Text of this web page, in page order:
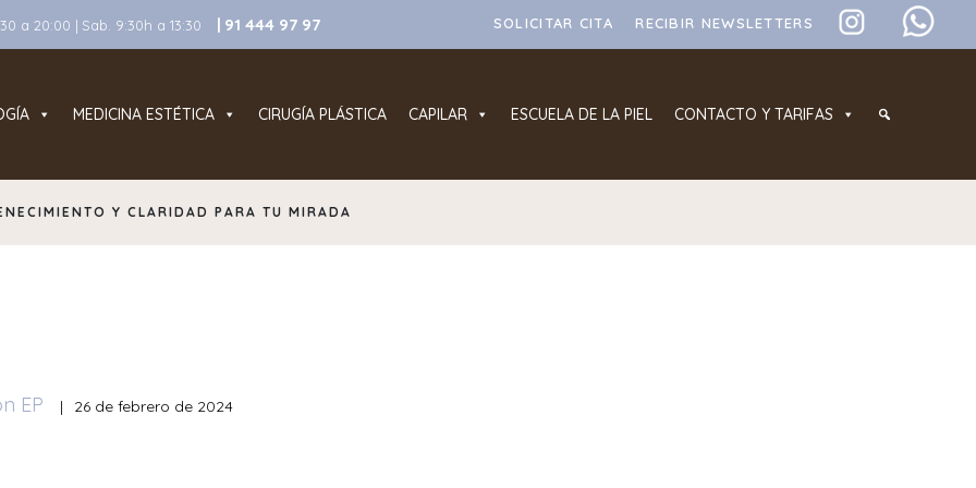
a 20:00 | Sab. 9:30h a 13:30 | 91 444 97 97 SOLICITAR CITA RECIBIR NEWSLETTERS
MEDICINA ESTÉTICA CIRUGÍA PLÁSTICA CAPILAR ESCUELA DE LA PIEL CONTACTO Y TARIFAS
Y CLARIDAD PARA TU MIRADA
EP | 26 de febrero de 2024